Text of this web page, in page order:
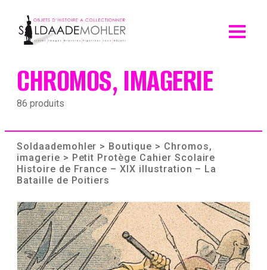
content
CHROMOS, IMAGERIE
86 produits
Soldaademohler > Boutique > Chromos,
imagerie > Petit Protège Cahier Scolaire
Histoire de France – XIX illustration – La
Bataille de Poitiers